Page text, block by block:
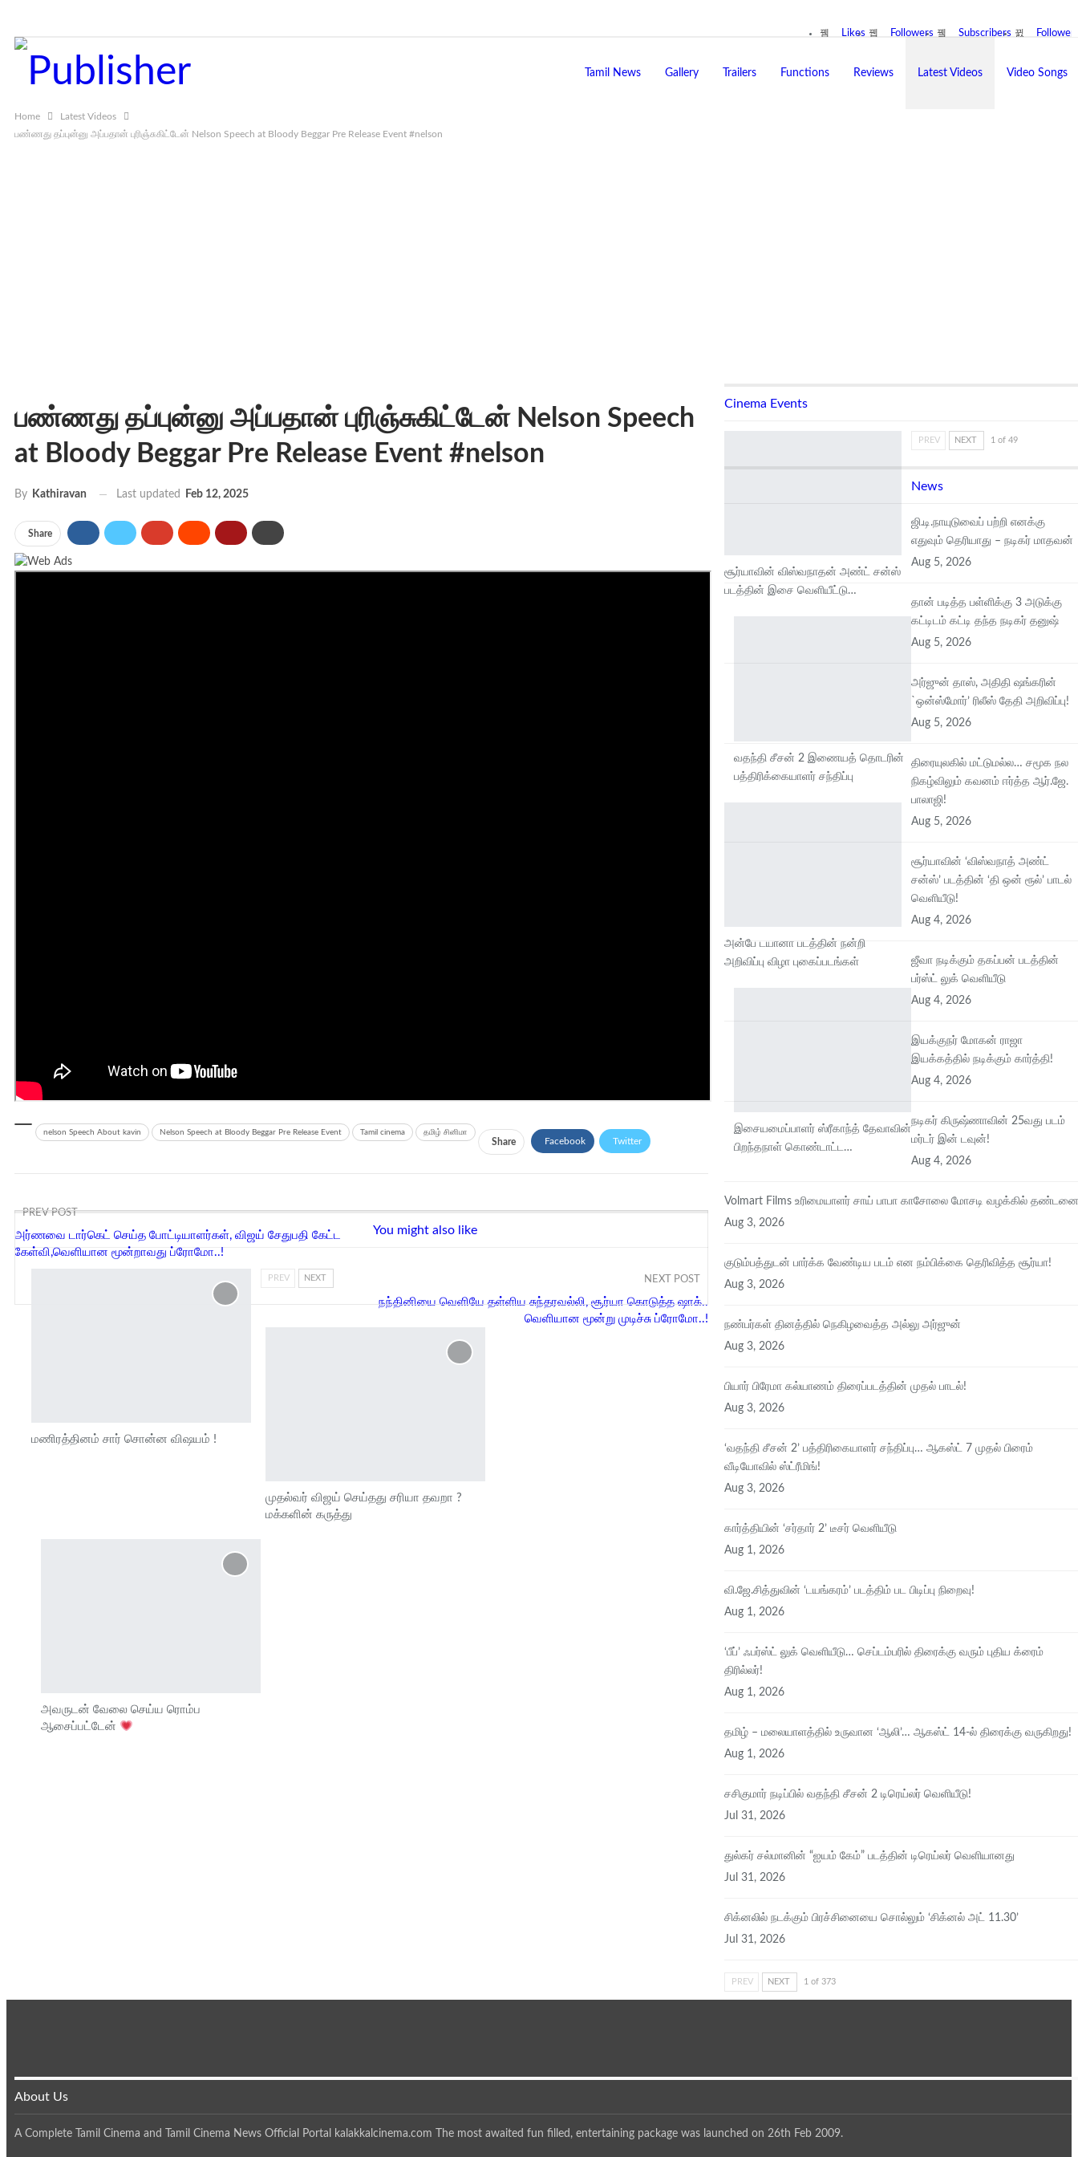
Likes Followers Subscribers
Tamil News Gallery Trailers Functions Reviews Latest Videos Video Songs
Home
Latest Videos
பண்ணது தப்புன்னு அப்பதான் புரிஞ்சுகிட்டேன் Nelson Speech at Bloody Beggar Pre Release Event #nelson
பண்ணது தப்புன்னு அப்பதான் புரிஞ்சுகிட்டேன் Nelson Speech
at Bloody Beggar Pre Release Event #nelson
By Kathiravan Last updated Feb 12, 2025
Share
nelson Speech About kavin Nelson Speech at Bloody Beggar Pre Release Event Tamil cinema தமிழ் சினிமா
Share Facebook Twitter
PREV POST
அர்ணவை டார்கெட் செய்த போட்டியாளர்கள், விஜய் சேதுபதி கேட்ட
கேள்வி,வெளியான மூன்றாவது ப்ரோமோ..!
NEXT POST
நந்தினியை வெளியே தள்ளிய சுந்தரவல்லி, சூர்யா கொடுத்த ஷாக்..
வெளியான மூன்று முடிச்சு ப்ரோமோ..!
You might also like
மணிரத்தினம் சார் சொன்ன விஷயம் !
முதல்வர் விஜய் செய்தது சரியா தவறா ?
மக்களின் கருத்து
அவருடன் வேலை செய்ய ரொம்ப
ஆசைப்பட்டேன்
PREV NEXT
Cinema Events
சூர்யாவின் விஸ்வநாதன் அண்ட் சன்ஸ்
படத்தின் இசை வெளியீட்டு…
வதந்தி சீசன் 2 இணையத் தொடரின்
பத்திரிக்கையாளர் சந்திப்பு
அன்பே டயானா படத்தின் நன்றி
அறிவிப்பு விழா புகைப்படங்கள்
இசையமைப்பாளர் ஸ்ரீகாந்த் தேவாவின்
பிறந்தநாள் கொண்டாட்ட…
PREV NEXT 1 of 49
News
ஜி.டி.நாயுடுவைப் பற்றி எனக்கு
எதுவும் தெரியாது – நடிகர் மாதவன்
Aug 5, 2026
தான் படித்த பள்ளிக்கு 3 அடுக்கு
கட்டிடம் கட்டி தந்த நடிகர் தனுஷ்
Aug 5, 2026
அர்ஜுன் தாஸ், அதிதி ஷங்கரின்
`ஒன்ஸ்மோர்’ ரிலீஸ் தேதி அறிவிப்பு!
Aug 5, 2026
திரையுலகில் மட்டுமல்ல… சமூக நல
நிகழ்விலும் கவனம் ஈர்த்த ஆர்.ஜே.
பாலாஜி!
Aug 5, 2026
சூர்யாவின் ‘விஸ்வநாத் அண்ட்
சன்ஸ்’ படத்தின் ‘தி ஒன் ரூல்’ பாடல்
வெளியீடு!
Aug 4, 2026
ஜீவா நடிக்கும் தகப்பன் படத்தின்
பர்ஸ்ட் லுக் வெளியீடு
Aug 4, 2026
இயக்குநர் மோகன் ராஜா
இயக்கத்தில் நடிக்கும் கார்த்தி!
Aug 4, 2026
நடிகர் கிருஷ்ணாவின் 25வது படம்
மர்டர் இன் டவுன்!
Aug 4, 2026
Volmart Films உரிமையாளர் சாய் பாபா காசோலை மோசடி வழக்கில் தண்டனை
Aug 3, 2026
குடும்பத்துடன் பார்க்க வேண்டிய படம் என நம்பிக்கை தெரிவித்த சூர்யா!
Aug 3, 2026
நண்பர்கள் தினத்தில் நெகிழவைத்த அல்லு அர்ஜுன்
Aug 3, 2026
பியார் பிரேமா கல்யாணம் திரைப்படத்தின் முதல் பாடல்!
Aug 3, 2026
‘வதந்தி சீசன் 2’ பத்திரிகையாளர் சந்திப்பு… ஆகஸ்ட் 7 முதல் பிரைம்
வீடியோவில் ஸ்ட்ரீமிங்!
Aug 3, 2026
கார்த்தியின் ‘சர்தார் 2’ டீசர் வெளியீடு
Aug 1, 2026
வி.ஜே.சித்துவின் ‘டயங்கரம்’ படத்திம் பட பிடிப்பு நிறைவு!
Aug 1, 2026
‘பீப்’ ஃபர்ஸ்ட் லுக் வெளியீடு… செப்டம்பரில் திரைக்கு வரும் புதிய க்ரைம்
திரில்லர்!
Aug 1, 2026
தமிழ் – மலையாளத்தில் உருவான ‘ஆலி’… ஆகஸ்ட் 14-ல் திரைக்கு வருகிறது!
Aug 1, 2026
சசிகுமார் நடிப்பில் வதந்தி சீசன் 2 டிரெய்லர் வெளியீடு!
Jul 31, 2026
துல்கர் சல்மானின் “ஐயம் கேம்” படத்தின் டிரெய்லர் வெளியானது
Jul 31, 2026
சிக்​னலில் நடக்​கும் பிரச்சினையை சொல்​லும் ‘சிக்னல் அட் 11.30’
Jul 31, 2026
PREV NEXT 1 of 373
About Us
A Complete Tamil Cinema and Tamil Cinema News Official Portal kalakkalcinema.com The most awaited fun filled, entertaining package was launched on 26th Feb 2009.